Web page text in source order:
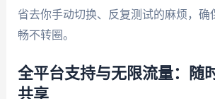
省去你手动切换、反复测试的麻烦，确
畅不转圈。
全平台支持与无限流量：随
共享